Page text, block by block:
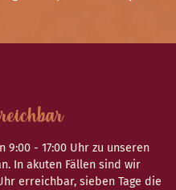
9:00 - 17:00 Uhr zu unseren
In akuten Fällen sind wir
erreichbar, sieben Tage die